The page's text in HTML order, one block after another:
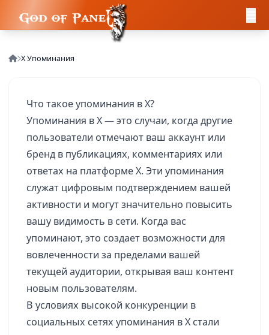
X Упоминания
Что такое упоминания в X?
Упоминания в X — это случаи, когда другие
пользователи отмечают ваш аккаунт или
бренд в публикациях, комментариях или
ответах на платформе X. Эти упоминания
служат цифровым подтверждением вашей
активности и могут значительно повысить
вашу видимость в сети. Когда вас
упоминают, это создает возможности для
вовлеченности за пределами вашей
текущей аудитории, открывая ваш контент
новым пользователям.
В условиях высокой конкуренции в
социальных сетях упоминания в X стали